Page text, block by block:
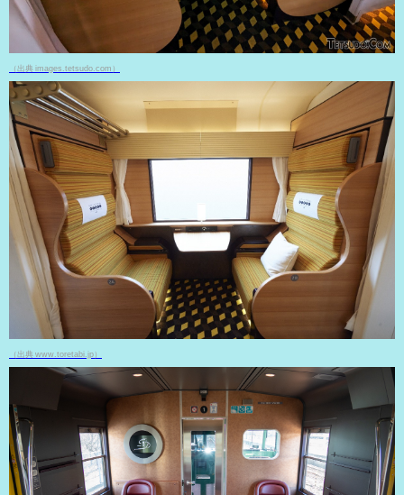
（出典 images.tetsudo.com）
（出典 www.toretabi.jp）